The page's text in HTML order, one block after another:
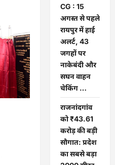
CG : 15
अगस्त से पहले
रायपुर में हाई
अलर्ट, 43
जगहों पर
नाकेबंदी और
सघन वाहन
चेकिंग …
राजनांदगांव
को ₹43.61
करोड़ की बड़ी
सौगात: प्रदेश
का सबसे बड़ा